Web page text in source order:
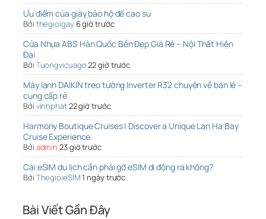
Ưu điểm của giày bảo hộ đế cao su
Bởi thegioigay 6 giờ trước
Cửa Nhựa ABS Hàn Quốc Bền Đẹp Giá Rẻ – Nội Thất Hiện
Đại
Bởi Tuongvicuago22 giờ trước
Máy lạnh DAIKIN treo tường Inverter R32 chuyên về bán lẻ –
cung cấp rẻ
Bởi vinhphat22 giờ trước
Harmony Boutique Cruises | Discover a Unique Lan Ha Bay
Cruise Experience
Bởi admin 23 giờ trước
Cài eSIM du lịch cần phải gỡ eSIM di động ra không?
Bởi ThegioieSIM1 ngày trước
Bài Viết Gần Đây